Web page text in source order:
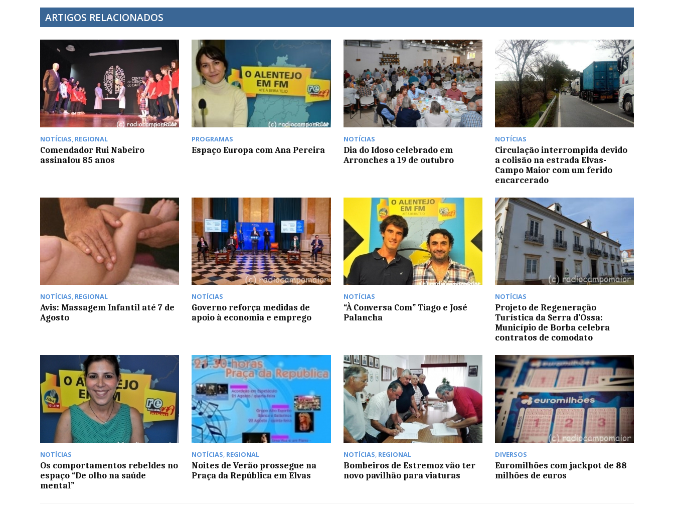
ARTIGOS RELACIONADOS
NOTÍCIAS, REGIONAL
Comendador Rui Nabeiro
assinalou 85 anos
PROGRAMAS
Espaço Europa com Ana Pereira
NOTÍCIAS
Dia do Idoso celebrado em
Arronches a 19 de outubro
NOTÍCIAS
Circulação interrompida devido
a colisão na estrada Elvas-
Campo Maior com um ferido
encarcerado
NOTÍCIAS, REGIONAL
Avis: Massagem Infantil até 7 de
Agosto
NOTÍCIAS
Governo reforça medidas de
apoio à economia e emprego
NOTÍCIAS
“À Conversa Com” Tiago e José
Palancha
NOTÍCIAS
Projeto de Regeneração
Turística da Serra d’Ossa:
Município de Borba celebra
contratos de comodato
NOTÍCIAS
Os comportamentos rebeldes no
espaço “De olho na saúde
mental”
NOTÍCIAS, REGIONAL
Noites de Verão prossegue na
Praça da República em Elvas
NOTÍCIAS, REGIONAL
Bombeiros de Estremoz vão ter
novo pavilhão para viaturas
DIVERSOS
Euromilhões com jackpot de 88
milhões de euros